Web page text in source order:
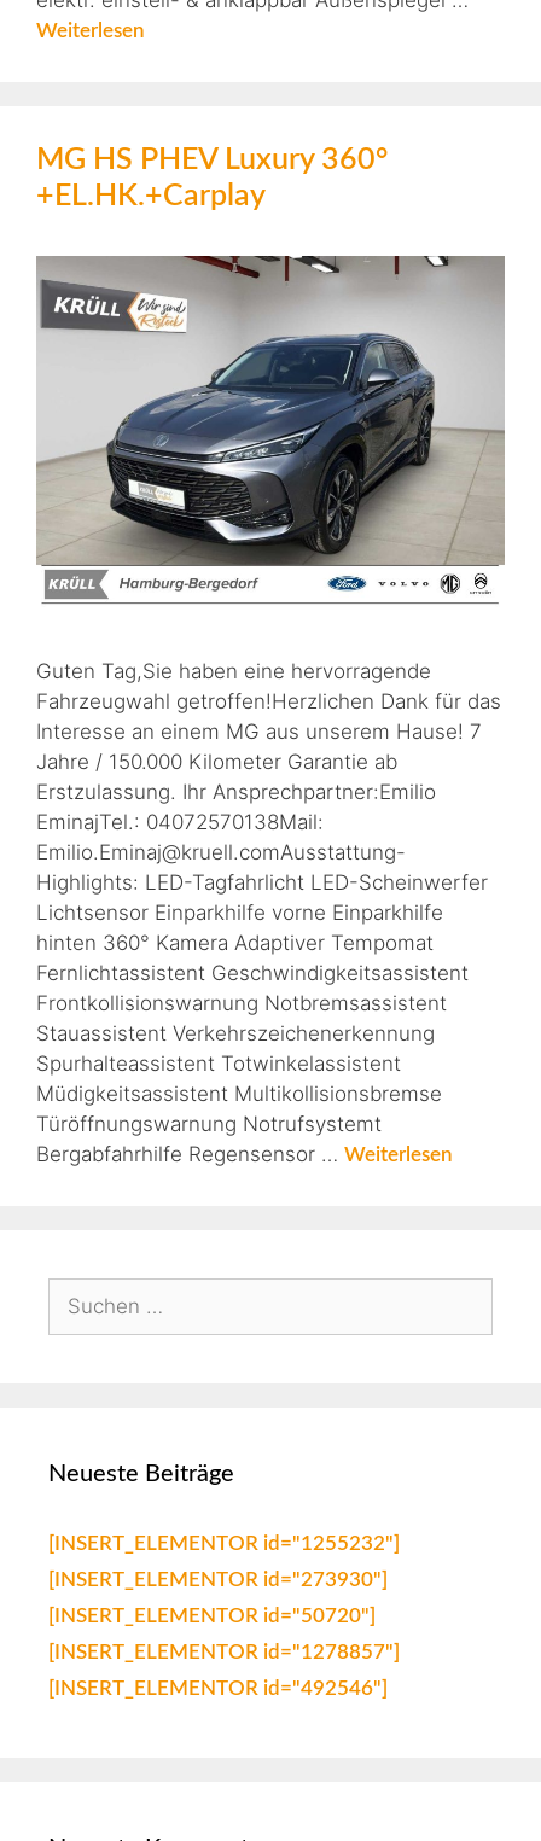
Weiterlesen
MG HS PHEV Luxury 360°
+EL.HK.+Carplay
Guten Tag,Sie haben eine hervorragende
Fahrzeugwahl getroffen!Herzlichen Dank für das
Interesse an einem MG aus unserem Hause! 7
Jahre / 150.000 Kilometer Garantie ab
Erstzulassung. Ihr Ansprechpartner:Emilio
EminajTel.: 04072570138Mail:
Emilio.Eminaj@kruell.comAusstattung-
Highlights: LED-Tagfahrlicht LED-Scheinwerfer
Lichtsensor Einparkhilfe vorne Einparkhilfe
hinten 360° Kamera Adaptiver Tempomat
Fernlichtassistent Geschwindigkeitsassistent
Frontkollisionswarnung Notbremsassistent
Stauassistent Verkehrszeichenerkennung
Spurhalteassistent Totwinkelassistent
Müdigkeitsassistent Multikollisionsbremse
Türöffnungswarnung Notrufsystemt
Bergabfahrhilfe Regensensor … Weiterlesen
Neueste Beiträge
[INSERT_ELEMENTOR id="1255232"]
[INSERT_ELEMENTOR id="273930"]
[INSERT_ELEMENTOR id="50720"]
[INSERT_ELEMENTOR id="1278857"]
[INSERT_ELEMENTOR id="492546"]